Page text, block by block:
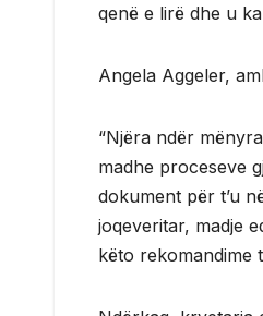
qenë e lirë dhe u
Angela Aggeler,
“Njëra ndër
madhe proceseve
dokument për t’u
joqeveritar, madje
këto rekomandime